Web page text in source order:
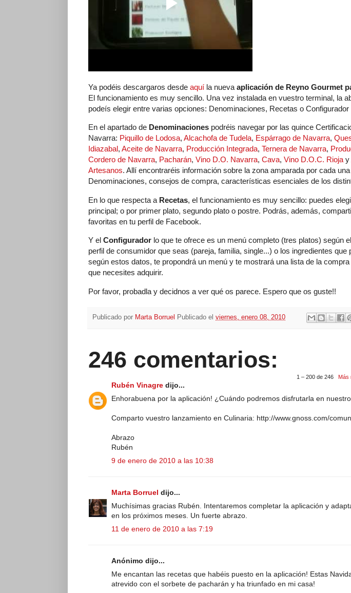
Ya podéis descargaros desde aquí la nueva aplicación de Reyno Gourmet
El funcionamiento es muy sencillo. Una vez instalada en vuestro terminal, la
podeís elegir entre varias opciones: Denominaciones, Recetas o Configurador
En el apartado de Denominaciones podréis navegar por las quince
Navarra: Piquillo de Lodosa, Alcachofa de Tudela, Espárrago de Navarra,
Idiazabal, Aceite de Navarra, Producción Integrada, Ternera de Navarra,
Cordero de Navarra, Pacharán, Vino D.O. Navarra, Cava, Vino D.O.C. Riojay
Artesanos. Allí encontraréis información sobre la zona amparada por cada
Denominaciones, consejos de compra, características esenciales de los
En lo que respecta a Recetas, el funcionamiento es muy sencillo: puedes
principal; o por primer plato, segundo plato o postre. Podrás, además,
favoritas en tu perfil de Facebook.
Y el Configurador lo que te ofrece es un menú completo (tres platos) según
perfil de consumidor que seas (pareja, familia, single...) o los ingredientes que
según estos datos, te propondrá un menú y te mostrará una lista de la
que necesites adquirir.
Por favor, probadla y decidnos a ver qué os parece. Espero que os guste!!
Publicado por Marta Borruel Publicado el viernes, enero 08, 2010
246 comentarios:
1 – 200 de 246 Más
Rubén Vinagre dijo...
Enhorabuena por la aplicación! ¿Cuándo podremos disfrutarla en
Comparto vuestro lanzamiento en Culinaria: http://www.gnoss.com/
Abrazo
Rubén
9 de enero de 2010 a las 10:38
Marta Borruel dijo...
Muchísimas gracias Rubén. Intentaremos completar la aplicación y
en los próximos meses. Un fuerte abrazo.
11 de enero de 2010 a las 7:19
Anónimo dijo...
Me encantan las recetas que habéis puesto en la aplicación! Estas
atrevido con el sorbete de pacharán y ha triunfado en mi casa!